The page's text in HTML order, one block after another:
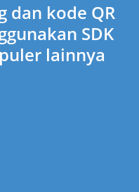
dan kode QR
SDK
lainnya